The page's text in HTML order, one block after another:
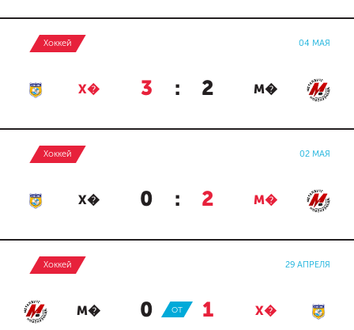
Хоккей 04 МАЯ
Х� 3 : 2 М�
Хоккей 02 МАЯ
Х� 0 : 2 М�
Хоккей 29 АПРЕЛЯ
М� 0 : 1 Х�
ОТ